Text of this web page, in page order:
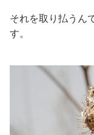
それを取り払うん
す。